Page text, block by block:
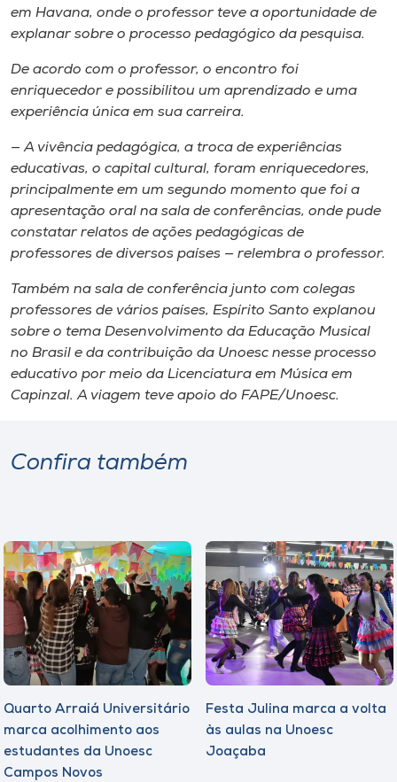
em Havana, onde o professor teve a oportunidade de
explanar sobre o processo pedagógico da pesquisa.
De acordo com o professor, o encontro foi
enriquecedor e possibilitou um aprendizado e uma
experiência única em sua carreira.
— A vivência pedagógica, a troca de experiências
educativas, o capital cultural, foram enriquecedores,
principalmente em um segundo momento que foi a
apresentação oral na sala de conferências, onde pude
constatar relatos de ações pedagógicas de
professores de diversos países — relembra o professor.
Também na sala de conferência junto com colegas
professores de vários países, Espírito Santo explanou
sobre o tema Desenvolvimento da Educação Musical
no Brasil e da contribuição da Unoesc nesse processo
educativo por meio da Licenciatura em Música em
Capinzal. A viagem teve apoio do FAPE/Unoesc.
Confira também
Quarto Arraiá Universitário
marca acolhimento aos
estudantes da Unoesc
Campos Novos
Festa Julina marca a volta
às aulas na Unoesc
Joaçaba